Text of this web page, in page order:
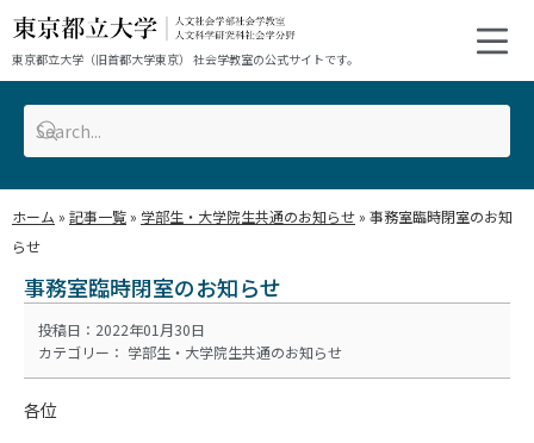
東京都立大学（旧首都大学東京） 社会学教室の公式サイトです。
ホーム » 記事一覧 » 学部生・大学院生共通のお知らせ » 事務室臨時閉室のお知
らせ
事務室臨時閉室のお知らせ
投稿日：2022年01月30日
カテゴリー： 学部生・大学院生共通のお知らせ
各位